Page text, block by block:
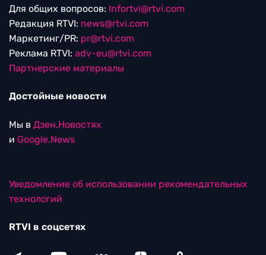
Для общих вопросов: Infortvi@rtvi.com
Редакция RTVI: news@rtvi.com
Маркетинг/PR: pr@rtvi.com
Реклама RTVI: adv-eu@rtvi.com
Партнерские материалы
Достойные новости
Мы в Дзен.Новостях
и Google.News
Уведомление об использовании рекомендательных
технологий
RTVI в соцсетях